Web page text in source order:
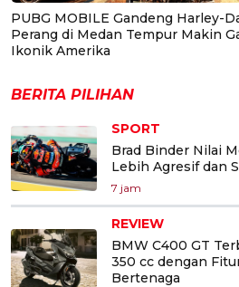
PUBG MOBILE Gandeng Harley-
Perang di Medan Tempur Makin
Ikonik Amerika
BERITA PILIHAN
SPORT
Brad Binder Nilai
Lebih Agresif dan
7 jam
REVIEW
BMW C400 GT
350 cc dengan
Bertenaga